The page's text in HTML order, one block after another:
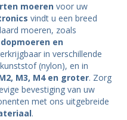
moeren voor uw
vindt u een breed
moeren, zoals
en
in verschillende
(nylon), en in
M3, M4 en groter. Zorg
bevestiging van uw
met ons uitgebreide
.